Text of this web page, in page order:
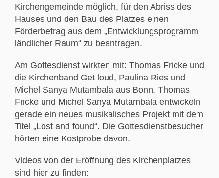
Kirchengemeinde möglich, für den Abriss des
Hauses und den Bau des Platzes einen
Förderbetrag aus dem „Entwicklungsprogramm
ländlicher Raum“ zu beantragen.
Am Gottesdienst wirkten mit: Thomas Fricke und
die Kirchenband Get loud, Paulina Ries und
Michel Sanya Mutambala aus Bonn. Thomas
Fricke und Michel Sanya Mutambala entwickeln
gerade ein neues musikalisches Projekt mit dem
Titel „Lost and found“. Die Gottesdienstbesucher
hörten eine Kostprobe davon.
Videos von der Eröffnung des Kirchenplatzes
sind hier zu finden: